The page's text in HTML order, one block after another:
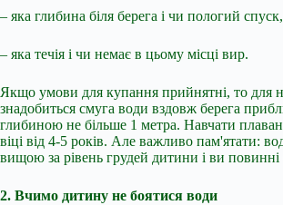
– яка глибина біля берега і чи пологий
– яка течія і чи немає в цьому місці вир.
Якщо умови для купання прийнятні, то для
знадобиться смуга води вздовж берега
глибиною не більше 1 метра. Навчати
віці від 4-5 років. Але важливо пам'ятати:
вищою за рівень грудей дитини і ви
2. Вчимо дитину не боятися води